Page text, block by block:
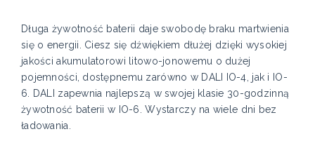
Długa żywotność baterii daje swobodę braku martwienia
się o energii. Ciesz się dźwiękiem dłużej dzięki wysokiej
jakości akumulatorowi litowo-jonowemu o dużej
pojemności, dostępnemu zarówno w DALI IO-4, jak i IO-
6. DALI zapewnia najlepszą w swojej klasie 30-godzinną
żywotność baterii w IO-6. Wystarczy na wiele dni bez
ładowania.